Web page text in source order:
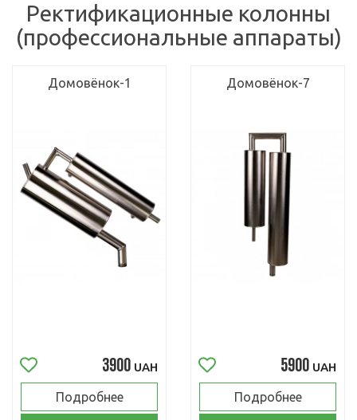
Ректификационные колонны
(профессиональные аппараты)
Домовёнок-1
3900 UAH
Подробнее
Домовёнок-7
5900 UAH
Подробнее